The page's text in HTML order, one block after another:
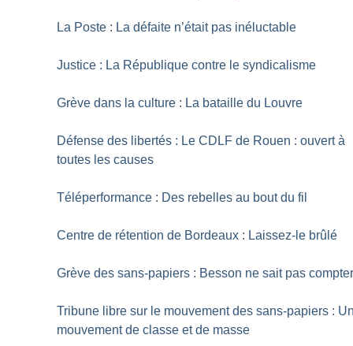
La Poste : La défaite n’était pas inéluctable
Justice : La République contre le syndicalisme
Grève dans la culture : La bataille du Louvre
Défense des libertés : Le CDLF de Rouen : ouvert à
toutes les causes
Téléperformance : Des rebelles au bout du fil
Centre de rétention de Bordeaux : Laissez-le brûlé
Grève des sans-papiers : Besson ne sait pas
Tribune libre sur le mouvement des sans-papiers :
mouvement de classe et de masse